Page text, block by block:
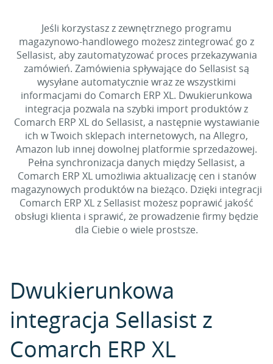
Jeśli korzystasz z zewnętrznego programu
magazynowo-handlowego możesz zintegrować go z
Sellasist, aby zautomatyzować proces przekazywania
zamówień. Zamówienia spływające do Sellasist są
wysyłane automatycznie wraz ze wszystkimi
informacjami do Comarch ERP XL. Dwukierunkowa
integracja pozwala na szybki import produktów z
Comarch ERP XL do Sellasist, a następnie wystawianie
ich w Twoich sklepach internetowych, na Allegro,
Amazon lub innej dowolnej platformie sprzedażowej.
Pełna synchronizacja danych między Sellasist, a
Comarch ERP XL umożliwia aktualizację cen i stanów
magazynowych produktów na bieżąco. Dzięki integracji
Comarch ERP XL z Sellasist możesz poprawić jakość
obsługi klienta i sprawić, że prowadzenie firmy będzie
dla Ciebie o wiele prostsze.
Dwukierunkowa
integracja Sellasist z
Comarch ERP XL